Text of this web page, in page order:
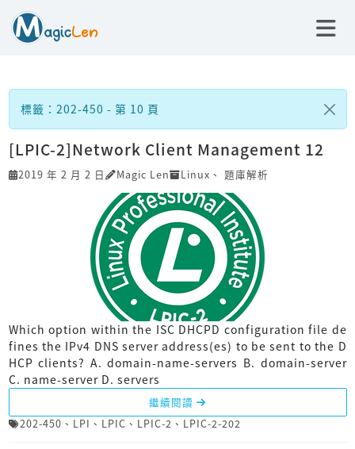
標籤：202-450 - 第 10 頁
[LPIC-2]Network Client Management 12
2019 年 2 月 2 日 Magic Len Linux 、 題庫解析
Which option within the ISC DHCPD configuration file de
fines the IPv4 DNS server address(es) to be sent to the D
HCP clients? A. domain-name-servers B. domain-server
C. name-server D. servers
繼續閱讀
202-450 、 LPI 、 LPIC 、 LPIC-2 、 LPIC-2-202